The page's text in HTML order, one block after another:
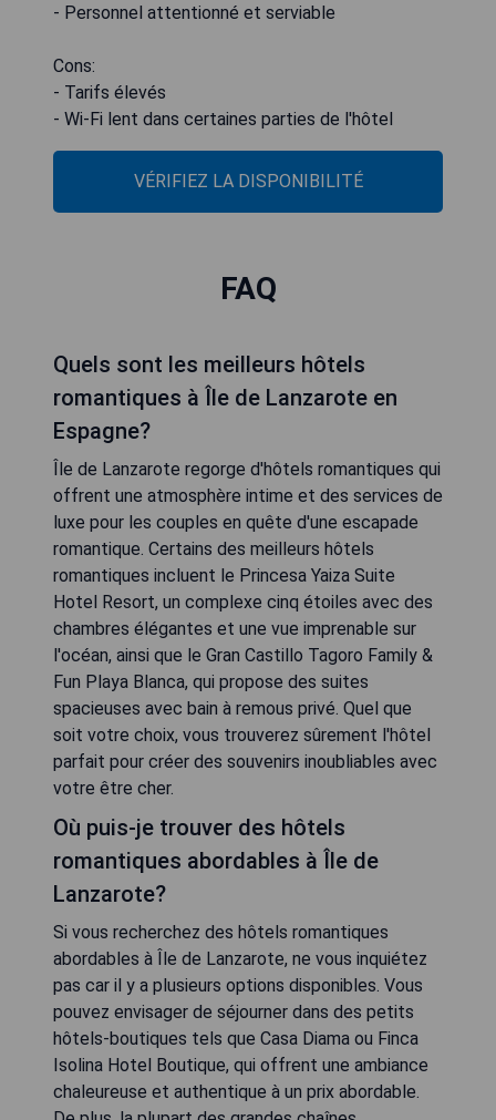
- Personnel attentionné et serviable
Cons:
- Tarifs élevés
- Wi-Fi lent dans certaines parties de l'hôtel
VÉRIFIEZ LA DISPONIBILITÉ
FAQ
Quels sont les meilleurs hôtels
romantiques à Île de Lanzarote en
Espagne?
Île de Lanzarote regorge d'hôtels romantiques qui
offrent une atmosphère intime et des services de
luxe pour les couples en quête d'une escapade
romantique. Certains des meilleurs hôtels
romantiques incluent le Princesa Yaiza Suite
Hotel Resort, un complexe cinq étoiles avec des
chambres élégantes et une vue imprenable sur
l'océan, ainsi que le Gran Castillo Tagoro Family &
Fun Playa Blanca, qui propose des suites
spacieuses avec bain à remous privé. Quel que
soit votre choix, vous trouverez sûrement l'hôtel
parfait pour créer des souvenirs inoubliables avec
votre être cher.
Où puis-je trouver des hôtels
romantiques abordables à Île de
Lanzarote?
Si vous recherchez des hôtels romantiques
abordables à Île de Lanzarote, ne vous inquiétez
pas car il y a plusieurs options disponibles. Vous
pouvez envisager de séjourner dans des petits
hôtels-boutiques tels que Casa Diama ou Finca
Isolina Hotel Boutique, qui offrent une ambiance
chaleureuse et authentique à un prix abordable.